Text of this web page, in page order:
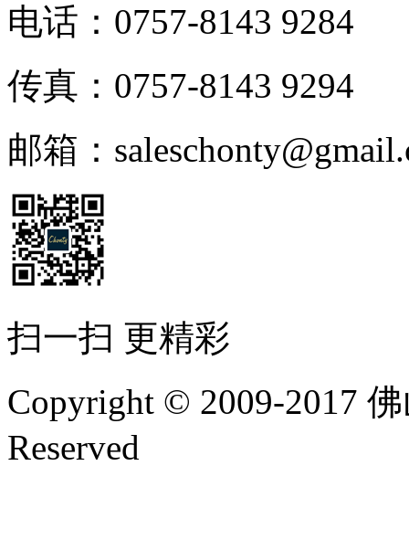
电话：0757-8143 9284
传真：0757-8143 9294
邮箱：
扫一扫 更精彩
Copyright © 2009-2017
Reserved